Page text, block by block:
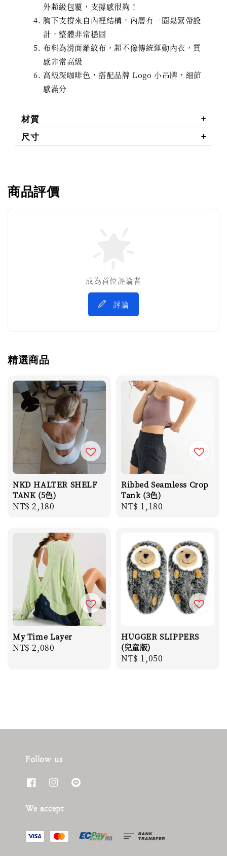
外超級包覆，支撐感很夠！
胸下支撐來自內裡結構，內層有一圈鬆緊帶設
計，整體非常穩固
布料為滑面羅紋布，超不像傳統運動內衣，質
感非常高級
高級深咖啡色，搭配品牌 Logo 小吊牌，細節
感滿分
材質
尺寸
商品評價
成為首位評論者
評論
精選商品
NKD HALTER SHELF
TANK (5色)
Regular
NT$ 2,180
Ribbed Seamless Crop
Tank (3色)
Regular
NT$ 1,180
My Time Layer
Regular
NT$ 2,080
HUGGER SLIPPERS
(兒童版)
Regular
NT$ 1,050
Follow us
We accept